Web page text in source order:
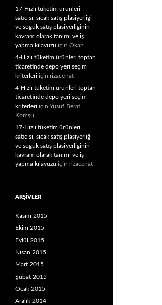
17-Hızlı tüketim ürünleri
satıcısı, sıcak satış plasiyerliği
ve soğuk satış plasiyerliğinin
kavram olarak tanımı ve iş
yapma kılavuzu için Okan
4-Hızlı tüketim ürünleri toptan
ticaretinde depo yeri seçim
kriterleri için rizacenat
4-Hızlı tüketim ürünleri toptan
ticaretinde depo yeri seçim
kriterleri için Yusuf Berat
Komşu
17-Hızlı tüketim ürünleri
satıcısı, sıcak satış plasiyerliği
ve soğuk satış plasiyerliğinin
kavram olarak tanımı ve iş
yapma kılavuzu için rizacenat
ARŞIVLER
Kasım 2015
Ekim 2015
Eylül 2015
Nisan 2015
Mart 2015
Şubat 2015
Ocak 2015
Aralık 2014